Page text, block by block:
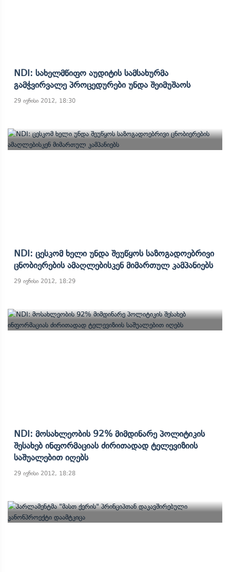
NDI: Სახელმწიფო Აუდიტის Სამსახურმა
Გამჭვირვალე Პროცედურები Უნდა Შეიმუშაოს
29 ივნისი 2012, 18:30
NDI: Ცესკომ Ხელი Უნდა Შეუწყოს Საზოგადოებრივი
Ცნობიერების Ამაღლებისკენ Მიმართულ Კამპანიებს
29 ივნისი 2012, 18:29
NDI: Მოსახლეობის 92% Მიმდინარე Პოლიტიკის
Შესახებ Ინფორმაციას Ძირითადად Ტელევიზიის
Საშუალებით Იღებს
29 ივნისი 2012, 18:28